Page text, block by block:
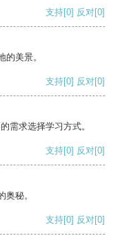
支持[0] 反对[0]
美景。
支持[0] 反对[0]
需求选择学习方式。
支持[0] 反对[0]
秘。
支持[0] 反对[0]